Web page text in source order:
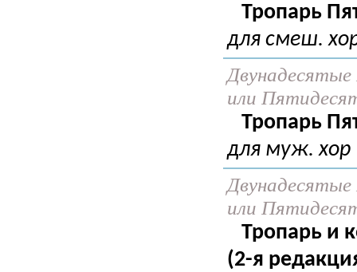
Тропарь
для смеш.
или
Тропарь
для муж. хор
или
Тропарь и
(2-я